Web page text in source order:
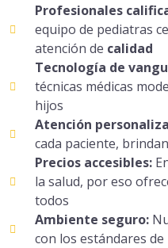
Profesionales
equipo de pediatras
atención de calidad
Tecnología de
técnicas médicas
hijos
Atención
cada paciente,
Precios accesibles:
la salud, por eso
todos
Ambiente seguro:
con los estándares